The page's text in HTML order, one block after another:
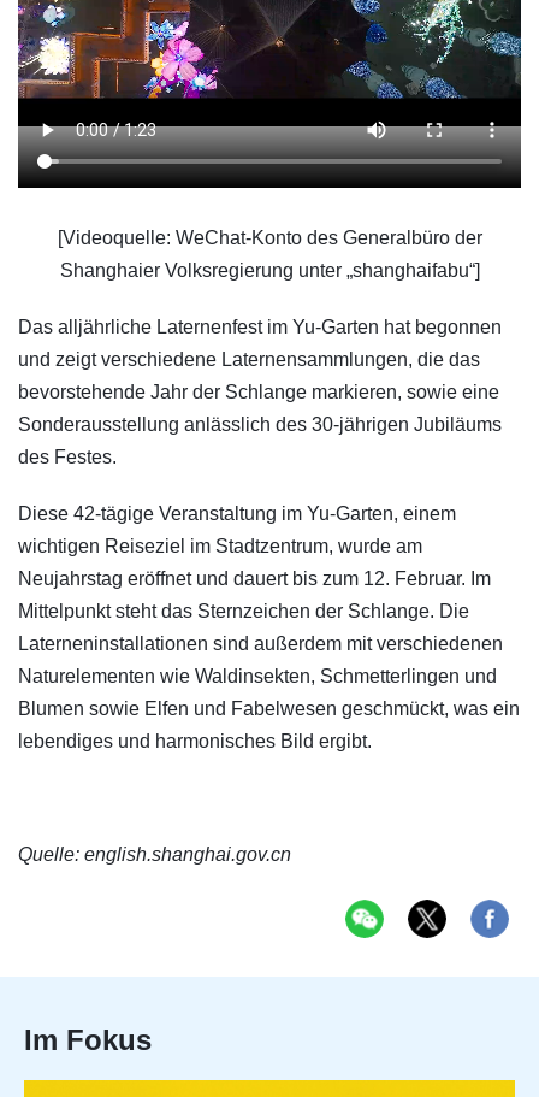
[Videoquelle: WeChat-Konto des Generalbüro der
Shanghaier Volksregierung unter „shanghaifabu“]
Das alljährliche Laternenfest im Yu-Garten hat begonnen
und zeigt verschiedene Laternensammlungen, die das
bevorstehende Jahr der Schlange markieren, sowie eine
Sonderausstellung anlässlich des 30-jährigen Jubiläums
des Festes.
Diese 42-tägige Veranstaltung im Yu-Garten, einem
wichtigen Reiseziel im Stadtzentrum, wurde am
Neujahrstag eröffnet und dauert bis zum 12. Februar. Im
Mittelpunkt steht das Sternzeichen der Schlange. Die
Laterneninstallationen sind außerdem mit verschiedenen
Naturelementen wie Waldinsekten, Schmetterlingen und
Blumen sowie Elfen und Fabelwesen geschmückt, was ein
lebendiges und harmonisches Bild ergibt.
Quelle: english.shanghai.gov.cn
Im Fokus